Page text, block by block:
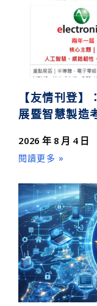
【友情刊登
展暨智慧製造
2026 年 8 月 4 日
閱讀更多 »